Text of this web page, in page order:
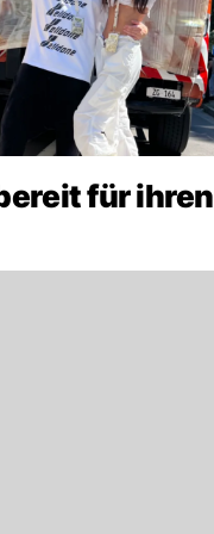
für ihren